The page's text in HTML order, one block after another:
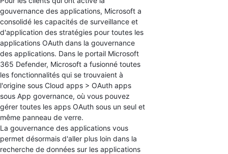
gouvernance des applications, Microsoft a
consolidé les capacités de surveillance et
d'application des stratégies pour toutes les
applications OAuth dans la gouvernance
des applications. Dans le portail Microsoft
365 Defender, Microsoft a fusionné toutes
les fonctionnalités qui se trouvaient à
l'origine sous Cloud apps > OAuth apps
sous App governance, où vous pouvez
gérer toutes les apps OAuth sous un seul et
même panneau de verre.
La gouvernance des applications vous
permet désormais d'aller plus loin dans la
recherche de données sur les applications